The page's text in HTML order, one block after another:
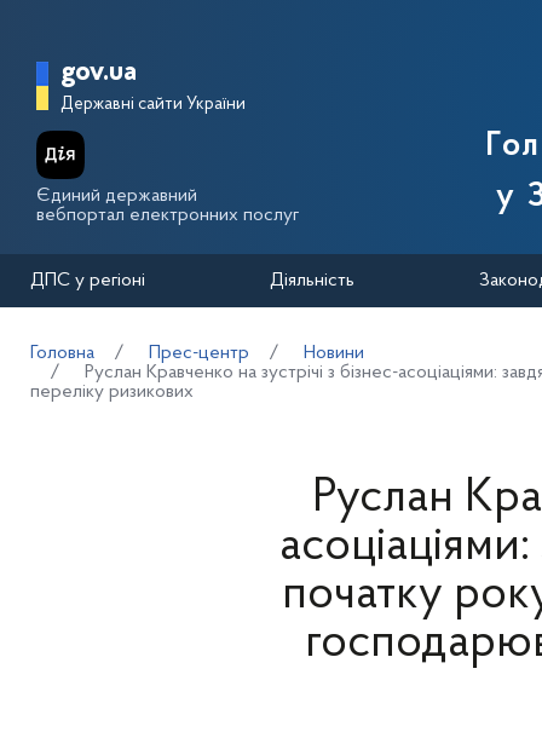
Головна сторінка Державної
gov.ua
Державні сайти України
Єдиний державний
вебпортал електронних послуг
у
ДПС у регіоні Діяльність
Головна Прес-центр
Новини
Руслан Кравченко на зустрічі з бізнес-асоціаціями:
переліку ризикових
Руслан
початку